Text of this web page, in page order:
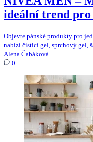
ideální trend pro
Objevte pánské produkty pro
nabízí čisticí gel, sprchový gel,
Alena Čabáková
0